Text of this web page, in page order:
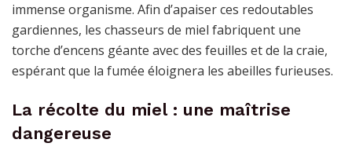
immense organisme. Afin d’apaiser ces redoutables
gardiennes, les chasseurs de miel fabriquent une
torche d’encens géante avec des feuilles et de la craie,
espérant que la fumée éloignera les abeilles furieuses.
La récolte du miel : une maîtrise
dangereuse